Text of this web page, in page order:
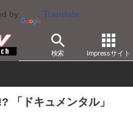
by Translate
検索 Impressサイト
映像配信 Amazonビデオ
「ドキュメンタル」